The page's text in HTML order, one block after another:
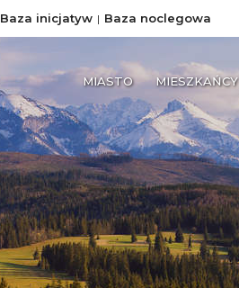
Baza inicjatyw Baza noclegowa
MIASTO MIESZKAŃCY